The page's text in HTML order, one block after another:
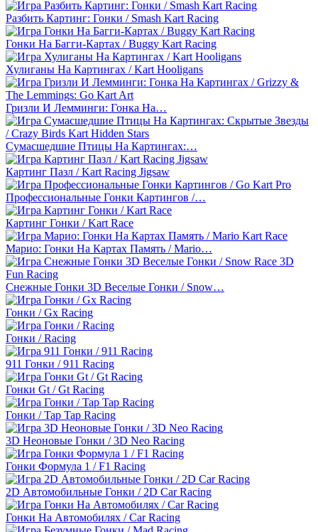
Разбить Картинг: Гонки / Smash Kart Racing
Гонки На Багги-Картах / Buggy Kart Racing
Хулиганы На Картингах / Kart Hooligans
Гризли И Лемминги: Гонка На…
Сумасшедшие Птицы На Картингах:…
Картинг Пазл / Kart Racing Jigsaw
Профессиональные Гонки Картингов /…
Картинг Гонки / Kart Race
Марио: Гонки На Картах Память / Mario…
Снежные Гонки 3D Веселые Гонки / Snow…
Гонки / Gx Racing
Гонки / Racing
911 Гонки / 911 Racing
Гонки Gt / Gt Racing
Гонки / Tap Tap Racing
3D Неоновые Гонки / 3D Neo Racing
Гонки Формула 1 / F1 Racing
2D Автомобильные Гонки / 2D Car Racing
Гонки На Автомобилях / Car Racing